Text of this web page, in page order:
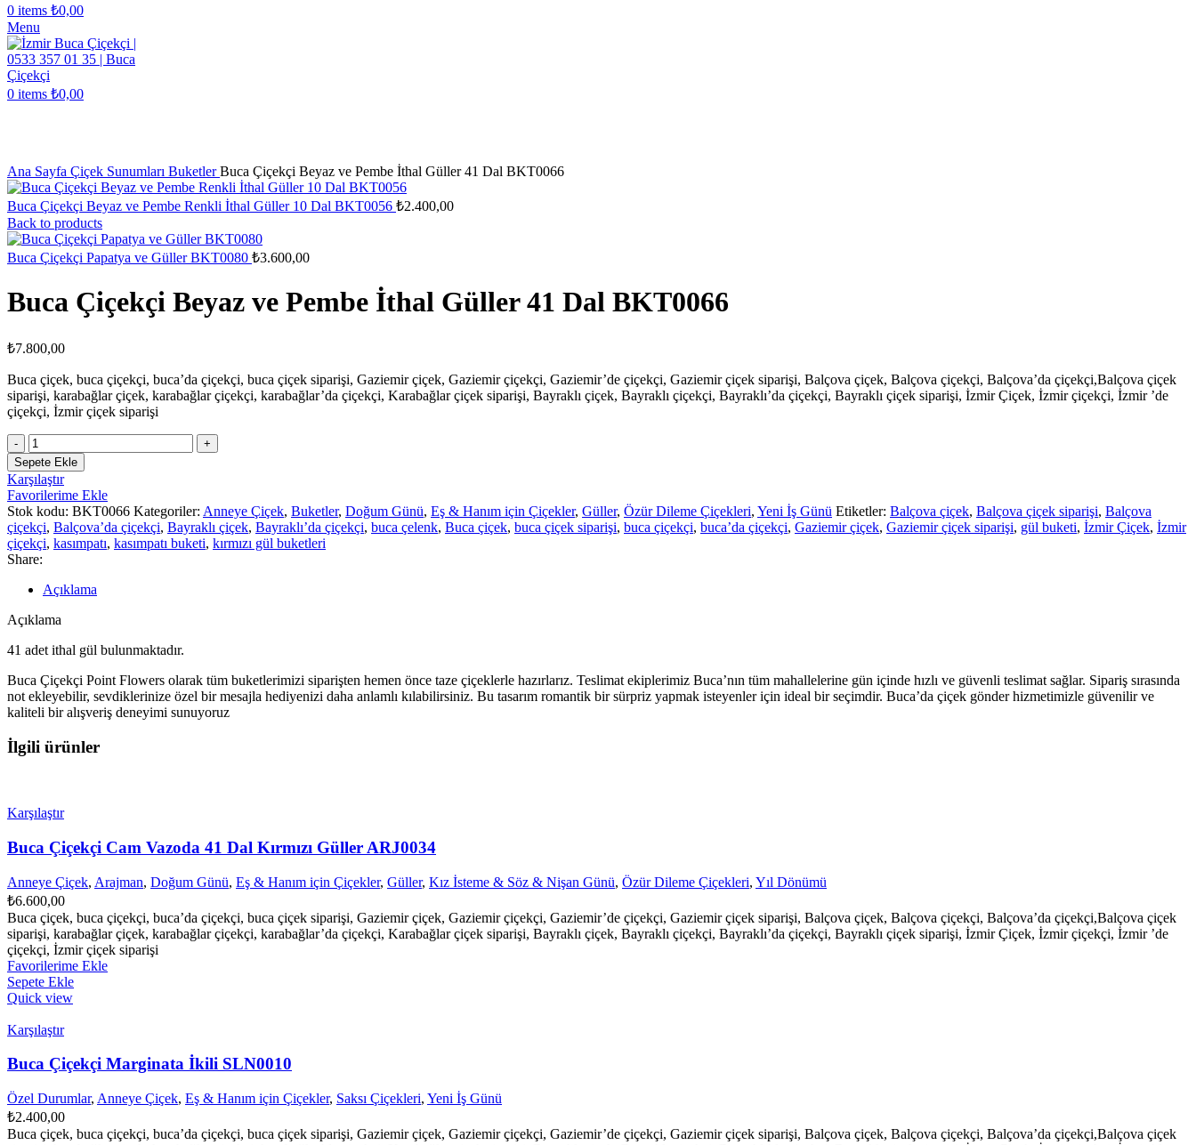
0 items ₺0,00
Menu
0 items ₺0,00
Ana Sayfa Çiçek Sunumları BuketlerBuca Çiçekçi Beyaz ve Pembe İthal Güller 41 Dal BKT0066
Buca Çiçekçi Beyaz ve Pembe Renkli İthal Güller 10 Dal BKT0056 ₺2.400,00
Back to products
Buca Çiçekçi Papatya ve Güller BKT0080 ₺3.600,00
Buca Çiçekçi Beyaz ve Pembe İthal Güller 41 Dal BKT0066
₺7.800,00
Buca çiçek, buca çiçekçi, buca’da çiçekçi, buca çiçek siparişi, Gaziemir çiçek, Gaziemir çiçekçi, Gaziemir’de çiçekçi, Gaziemir çiçek siparişi, Balçova çiçek, Balçova çiçekçi, Balçova’da çiçekçi,Balçova çiçek
siparişi, karabağlar çiçek, karabağlar çiçekçi, karabağlar’da çiçekçi, Karabağlar çiçek siparişi, Bayraklı çiçek, Bayraklı çiçekçi, Bayraklı’da çiçekçi, Bayraklı çiçek siparişi, İzmir Çiçek, İzmir çiçekçi, İzmir ’de
çiçekçi, İzmir çiçek siparişi
Buca
Çiçekçi
Beyaz
ve
Pembe
İthal
Güller
41
Dal
BKT0066
adet
Sepete Ekle
Karşılaştır
Favorilerime Ekle
Stok kodu: BKT0066 Kategoriler: Anneye Çiçek, Buketler, Doğum Günü, Eş & Hanım için Çiçekler, Güller, Özür Dileme Çiçekleri, Yeni İş Günü Etiketler: Balçova çiçek, Balçova çiçek siparişi, Balçova
çiçekçi, Balçova’da çiçekçi, Bayraklı çiçek, Bayraklı’da çiçekçi, buca çelenk, Buca çiçek, buca çiçek siparişi, buca çiçekçi, buca’da çiçekçi, Gaziemir çiçek, Gaziemir çiçek siparişi, gül buketi, İzmir Çiçek, İzmir
çiçekçi, kasımpatı, kasımpatı buketi, kırmızı gül buketleri
Share:
Açıklama
Açıklama
41 adet ithal gül bulunmaktadır.
Buca Çiçekçi Point Flowers olarak tüm buketlerimizi siparişten hemen önce taze çiçeklerle hazırlarız. Teslimat ekiplerimiz Buca’nın tüm mahallelerine gün içinde hızlı ve güvenli teslimat sağlar. Sipariş sırasında
not ekleyebilir, sevdiklerinize özel bir mesajla hediyenizi daha anlamlı kılabilirsiniz. Bu tasarım romantik bir sürpriz yapmak isteyenler için ideal bir seçimdir. Buca’da çiçek gönder hizmetimizle güvenilir ve
kaliteli bir alışveriş deneyimi sunuyoruz
İlgili ürünler
Karşılaştır
Buca Çiçekçi Cam Vazoda 41 Dal Kırmızı Güller ARJ0034
Anneye Çiçek, Arajman, Doğum Günü, Eş & Hanım için Çiçekler, Güller, Kız İsteme & Söz & Nişan Günü, Özür Dileme Çiçekleri, Yıl Dönümü
₺6.600,00
Buca çiçek, buca çiçekçi, buca’da çiçekçi, buca çiçek siparişi, Gaziemir çiçek, Gaziemir çiçekçi, Gaziemir’de çiçekçi, Gaziemir çiçek siparişi, Balçova çiçek, Balçova çiçekçi, Balçova’da çiçekçi,Balçova çiçek
siparişi, karabağlar çiçek, karabağlar çiçekçi, karabağlar’da çiçekçi, Karabağlar çiçek siparişi, Bayraklı çiçek, Bayraklı çiçekçi, Bayraklı’da çiçekçi, Bayraklı çiçek siparişi, İzmir Çiçek, İzmir çiçekçi, İzmir ’de
çiçekçi, İzmir çiçek siparişi
Favorilerime Ekle
Sepete Ekle
Quick view
Karşılaştır
Buca Çiçekçi Marginata İkili SLN0010
Özel Durumlar, Anneye Çiçek, Eş & Hanım için Çiçekler, Saksı Çiçekleri, Yeni İş Günü
₺2.400,00
Buca çiçek, buca çiçekçi, buca’da çiçekçi, buca çiçek siparişi, Gaziemir çiçek, Gaziemir çiçekçi, Gaziemir’de çiçekçi, Gaziemir çiçek siparişi, Balçova çiçek, Balçova çiçekçi, Balçova’da çiçekçi,Balçova çiçek